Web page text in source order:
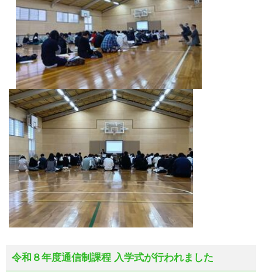
令和８年度通信制課程 入学式が行われました